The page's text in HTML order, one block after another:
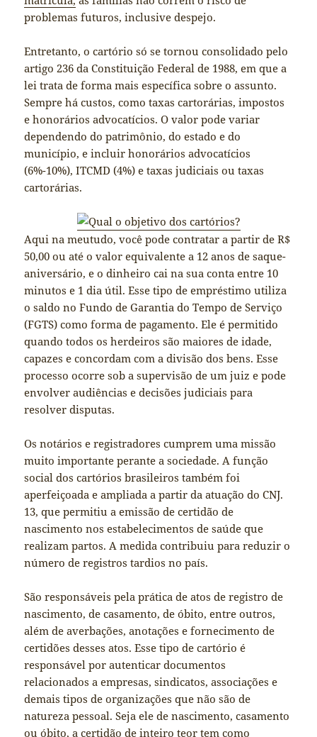
problemas futuros, inclusive despejo.
Entretanto, o cartório só se tornou consolidado pelo
artigo 236 da Constituição Federal de 1988, em que a
lei trata de forma mais específica sobre o assunto.
Sempre há custos, como taxas cartorárias, impostos
e honorários advocatícios. O valor pode variar
dependendo do patrimônio, do estado e do
município, e incluir honorários advocatícios
(6%-10%), ITCMD (4%) e taxas judiciais ou taxas
cartorárias.
Aqui na meutudo, você pode contratar a partir de R$
50,00 ou até o valor equivalente a 12 anos de saque-
aniversário, e o dinheiro cai na sua conta entre 10
minutos e 1 dia útil. Esse tipo de empréstimo utiliza
o saldo no Fundo de Garantia do Tempo de Serviço
(FGTS) como forma de pagamento. Ele é permitido
quando todos os herdeiros são maiores de idade,
capazes e concordam com a divisão dos bens. Esse
processo ocorre sob a supervisão de um juiz e pode
envolver audiências e decisões judiciais para
resolver disputas.
Os notários e registradores cumprem uma missão
muito importante perante a sociedade. A função
social dos cartórios brasileiros também foi
aperfeiçoada e ampliada a partir da atuação do CNJ.
13, que permitiu a emissão de certidão de
nascimento nos estabelecimentos de saúde que
realizam partos. A medida contribuiu para reduzir o
número de registros tardios no país.
São responsáveis pela prática de atos de registro de
nascimento, de casamento, de óbito, entre outros,
além de averbações, anotações e fornecimento de
certidões desses atos. Esse tipo de cartório é
responsável por autenticar documentos
relacionados a empresas, sindicatos, associações e
demais tipos de organizações que não são de
natureza pessoal. Seja ele de nascimento, casamento
ou óbito, a certidão de inteiro teor tem como